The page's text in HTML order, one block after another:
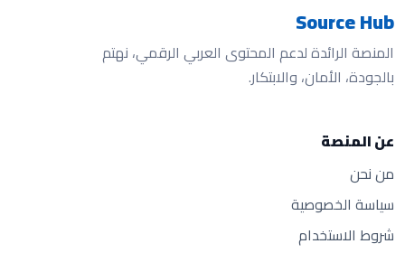
Source Hub
المنصة الرائدة لدعم المحتوى العربي الرقمي، نهتم
بالجودة، الأمان، والابتكار.
عن المنصة
من نحن
سياسة الخصوصية
شروط الاستخدام